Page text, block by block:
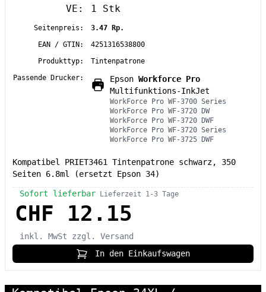
VE:
1 Stk
Seitenpreis:
3.47 Rp.
EAN / GTIN:
4251316538800
Produkttyp:
Tintenpatrone
Passende Drucker:
Epson Workforce Pro
Multifunktions-InkJet
WorkForce Pro WF-3700 Series
WorkForce Pro WF-3720 DW
WorkForce Pro WF-3720 DWF
WorkForce Pro WF-3720 Series
WorkForce Pro WF-3725 DWF
Kompatibel PRIET3461 Tintenpatrone schwarz, 350
Seiten 6.8ml (ersetzt Epson 34)
Sofort lieferbar Lieferzeit 1-3 Tage
CHF 12.15
inkl. MwSt
zzgl. Versand
In den Einkaufswagen